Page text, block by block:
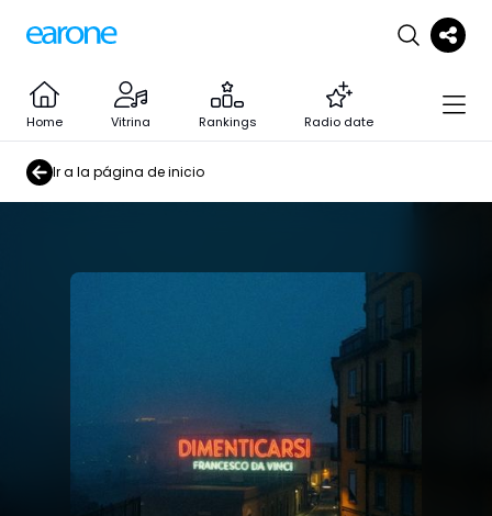
Home Vitrina Rankings Radio date
Ir a la página de inicio